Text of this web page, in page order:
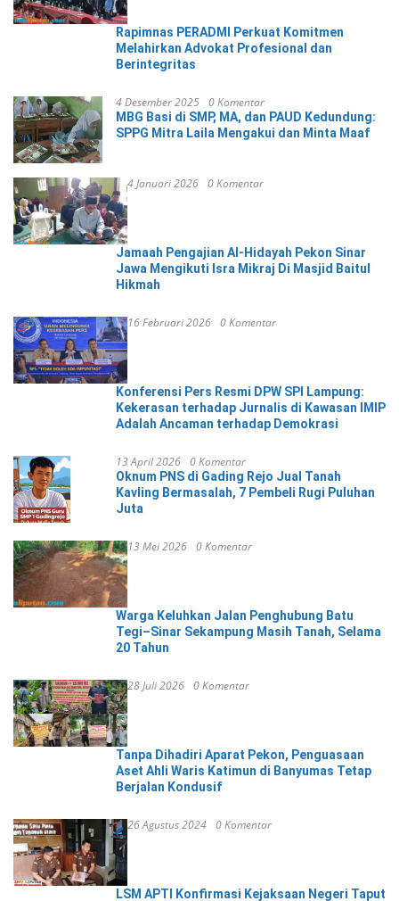
Rapimnas PERADMI Perkuat Komitmen
Melahirkan Advokat Profesional dan
Berintegritas
4 Desember 2025 0 Komentar
MBG Basi di SMP, MA, dan PAUD Kedundung:
SPPG Mitra Laila Mengakui dan Minta Maaf
4 Januari 2026 0 Komentar
Jamaah Pengajian Al-Hidayah Pekon Sinar
Jawa Mengikuti Isra Mikraj Di Masjid Baitul
Hikmah
16 Februari 2026 0 Komentar
Konferensi Pers Resmi DPW SPI Lampung:
Kekerasan terhadap Jurnalis di Kawasan IMIP
Adalah Ancaman terhadap Demokrasi
13 April 2026 0 Komentar
Oknum PNS di Gading Rejo Jual Tanah
Kavling Bermasalah, 7 Pembeli Rugi Puluhan
Juta
13 Mei 2026 0 Komentar
Warga Keluhkan Jalan Penghubung Batu
Tegi–Sinar Sekampung Masih Tanah, Selama
20 Tahun
28 Juli 2026 0 Komentar
Tanpa Dihadiri Aparat Pekon, Penguasaan
Aset Ahli Waris Katimun di Banyumas Tetap
Berjalan Kondusif
26 Agustus 2024 0 Komentar
LSM APTI Konfirmasi Kejaksaan Negeri Taput